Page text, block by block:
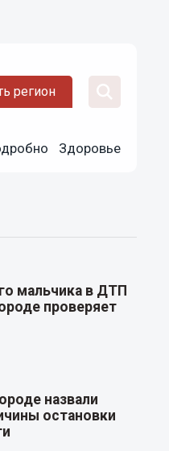
регион
Здоровье
мальчика в ДТП
проверяет
назвали
остановки